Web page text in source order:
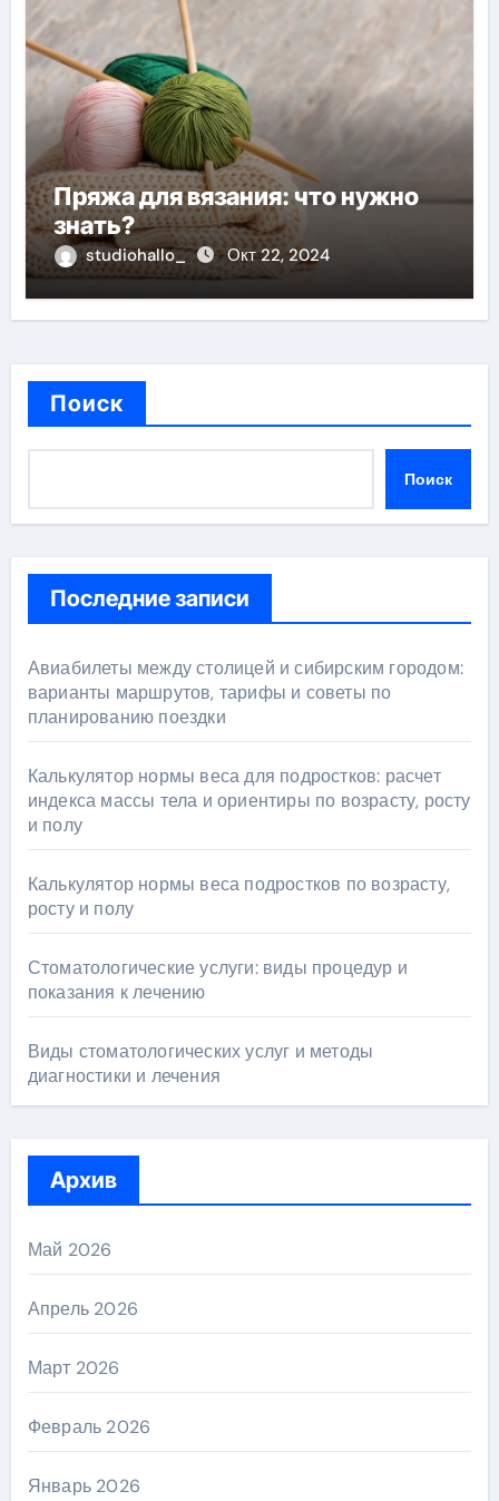
Пряжа для вязания: что нужно
знать?
studiohallo_ Окт 22, 2024
Поиск
Поиск
Последние записи
Авиабилеты между столицей и сибирским городом:
варианты маршрутов, тарифы и советы по
планированию поездки
Калькулятор нормы веса для подростков: расчет
индекса массы тела и ориентиры по возрасту, росту
и полу
Калькулятор нормы веса подростков по возрасту,
росту и полу
Стоматологические услуги: виды процедур и
показания к лечению
Виды стоматологических услуг и методы
диагностики и лечения
Архив
Май 2026
Апрель 2026
Март 2026
Февраль 2026
Январь 2026